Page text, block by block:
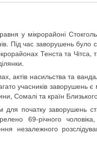
у мікрорайоні
Під час заворушень
Тенста та
актів насильства та
учасників
Сомалі та країн
початку заворушень
69-річного
незалежного